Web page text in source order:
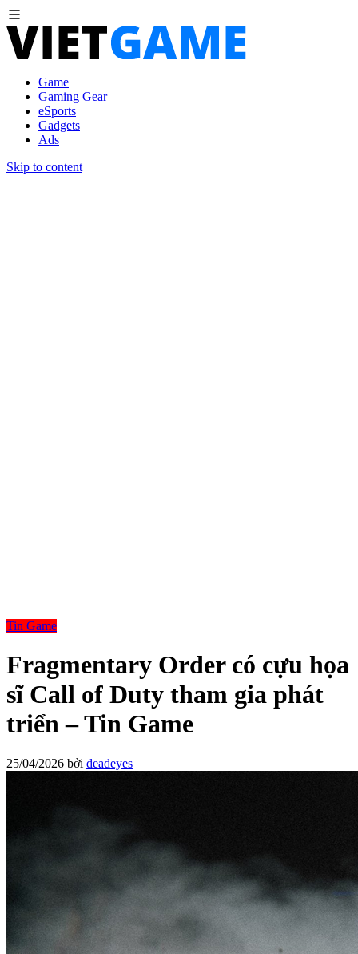
Game
Gaming Gear
eSports
Gadgets
Ads
Skip to content
Tin Game
Fragmentary Order có cựu họa
sĩ Call of Duty tham gia phát
triển – Tin Game
25/04/2026 bởi deadeyes